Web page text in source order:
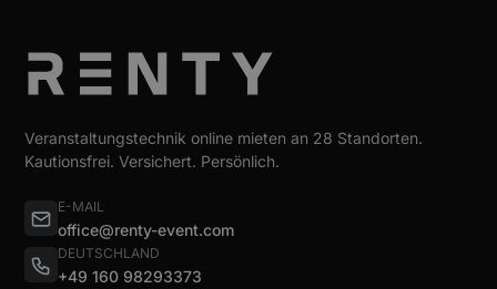
Veranstaltungstechnik online mieten an 28 Standorten.
Kautionsfrei. Versichert. Persönlich.
E-MAIL
office@renty-event.com
DEUTSCHLAND
+49 160 98293373